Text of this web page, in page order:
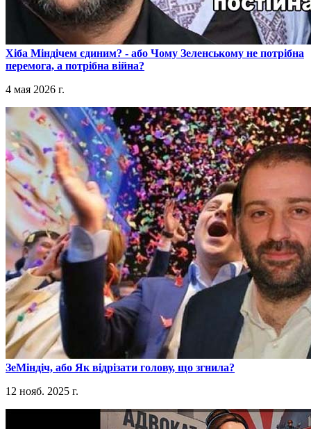
​Хіба Міндічем єдиним? - або Чому Зеленському не потрібна
перемога, а потрібна війна?
4 мая 2026 г.
​ЗеМіндіч, або Як відрізати голову, що згнила?
12 нояб. 2025 г.